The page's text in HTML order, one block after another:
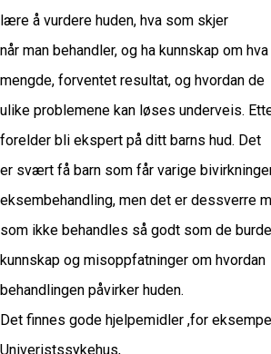
lære å vurdere huden, hva som skjer
når man behandler, og ha kunnskap om
mengde, forventet resultat, og hvordan de
ulike problemene kan løses underveis.
forelder bli ekspert på ditt barns hud. Det
er svært få barn som får varige
eksembehandling, men det er dessverre
som ikke behandles så godt som de
kunnskap og misoppfatninger om hvordan
behandlingen påvirker huden.
Det finnes gode hjelpemidler ,for
Univeristssykehus,